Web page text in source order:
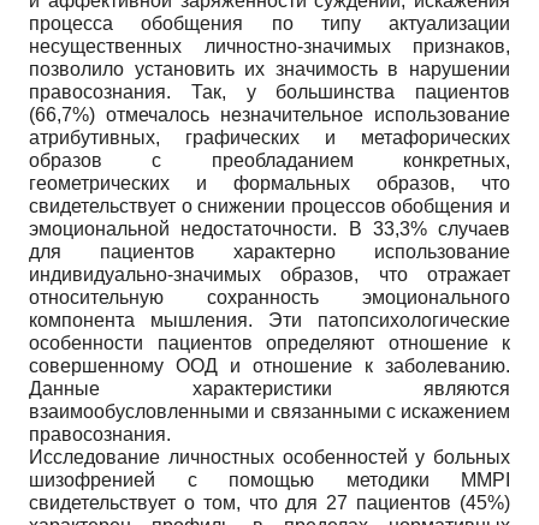
процесса обобщения по типу актуализации
несущественных личностно-значимых признаков,
позволило установить их значимость в нарушении
правосознания. Так, у большинства пациентов
(66,7%) отмечалось незначительное использование
атрибутивных, графических и метафорических
образов с преобладанием конкретных,
геометрических и формальных образов, что
свидетельствует о снижении процессов обобщения и
эмоциональной недостаточности. В 33,3% случаев
для пациентов характерно использование
индивидуально-значимых образов, что отражает
относительную сохранность эмоционального
компонента мышления. Эти патопсихологические
особенности пациентов определяют отношение к
совершенному ООД и отношение к заболеванию.
Данные характеристики являются
взаимообусловленными и связанными с искажением
правосознания.
Исследование личностных особенностей у больных
шизофренией с помощью методики MMPI
свидетельствует о том, что для 27 пациентов (45%)